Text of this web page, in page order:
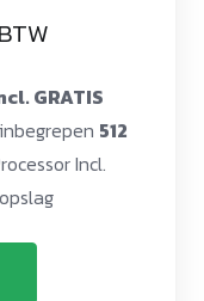
GRATIS
inbegrepen 512
Incl.